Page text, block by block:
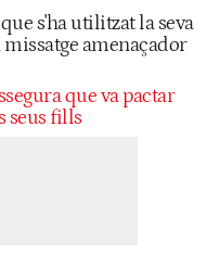
s'ha utilitzat la seva
amenaçador
que va pactar
seus fills